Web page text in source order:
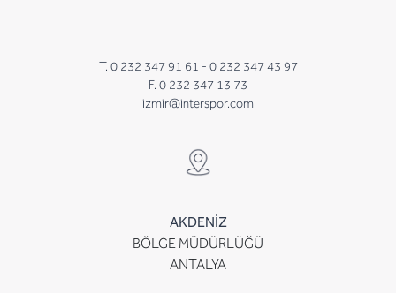
T. 0 232 347 91 61 - 0 232 347 43 97
F. 0 232 347 13 73
izmir@interspor.com
AKDENİZ
BÖLGE MÜDÜRLÜĞÜ
ANTALYA